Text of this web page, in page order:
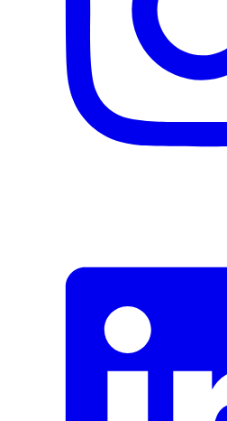
Falsche Daten melden